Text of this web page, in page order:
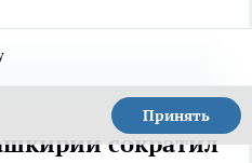
Принять
сократил